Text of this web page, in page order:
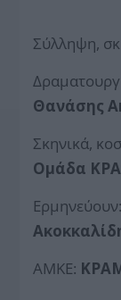
Σύλληψη,
Θανάσης
Σκηνικά,
Ομάδα
Ερμηνεύουν:
ΑΜΚΕ: